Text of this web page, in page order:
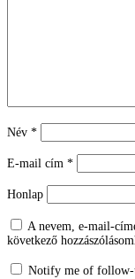
Név *
E-mail cím *
Honlap
A nevem, e-mail-
következő
Notify me of follow-